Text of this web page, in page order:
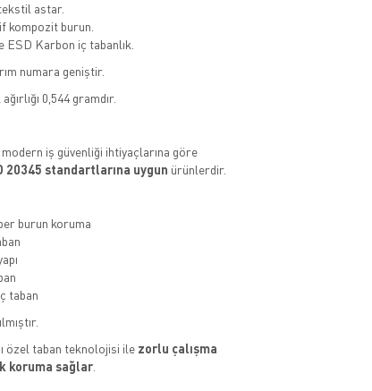
astar.
kompozit burun.
ESD Karbon iç tabanlık.
numara geniştir.
0,544 gramdır.
modern iş güvenliği ihtiyaçlarına göre
20345 standartlarına uygun ürünlerdir.
burun koruma
taban
özel taban teknolojisi ile zorlu çalışma
koruma sağlar.